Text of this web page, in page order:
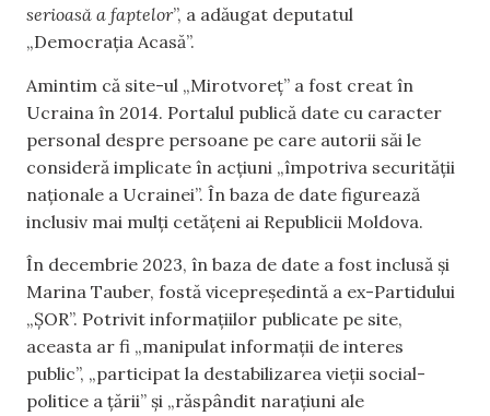
serioasă a faptelor”, a adăugat deputatul
„Democrația Acasă”.
Amintim că site-ul „Mirotvoreț” a fost creat în
Ucraina în 2014. Portalul publică date cu caracter
personal despre persoane pe care autorii săi le
consideră implicate în acțiuni „împotriva securității
naționale a Ucrainei”. În baza de date figurează
inclusiv mai mulți cetățeni ai Republicii Moldova.
În decembrie 2023, în baza de date a fost inclusă și
Marina Tauber, fostă vicepreședintă a ex-Partidului
„ȘOR”. Potrivit informațiilor publicate pe site,
aceasta ar fi „manipulat informații de interes
public”, „participat la destabilizarea vieții social-
politice a țării” și „răspândit narațiuni ale